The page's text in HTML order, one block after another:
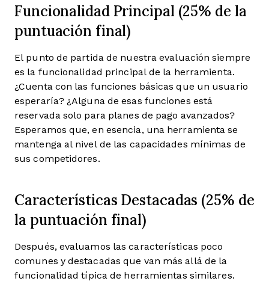
Funcionalidad Principal (25% de la
puntuación final)
El punto de partida de nuestra evaluación siempre
es la funcionalidad principal de la herramienta.
¿Cuenta con las funciones básicas que un usuario
esperaría? ¿Alguna de esas funciones está
reservada solo para planes de pago avanzados?
Esperamos que, en esencia, una herramienta se
mantenga al nivel de las capacidades mínimas de
sus competidores.
Características Destacadas (25% de
la puntuación final)
Después, evaluamos las características poco
comunes y destacadas que van más allá de la
funcionalidad típica de herramientas similares.